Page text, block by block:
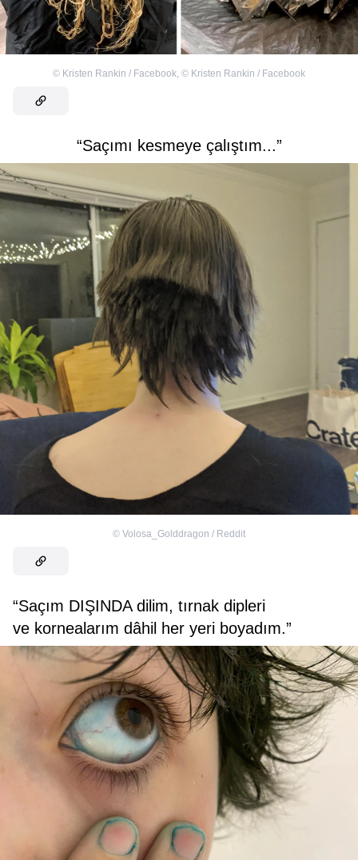
© Kristen Rankin / Facebook, © Kristen Rankin / Facebook
“Saçımı kesmeye çalıştım...”
© Volosa_Golddragon / Reddit
“Saçım DIŞINDA dilim, tırnak dipleri
ve kornealarım dâhil her yeri boyadım.”